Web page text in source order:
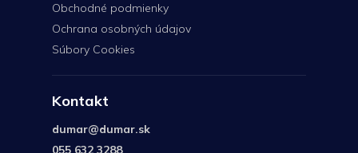
Obchodné podmienky
Ochrana osobných údajov
Súbory Cookies
Kontakt
dumar@dumar.sk
055 632 3288